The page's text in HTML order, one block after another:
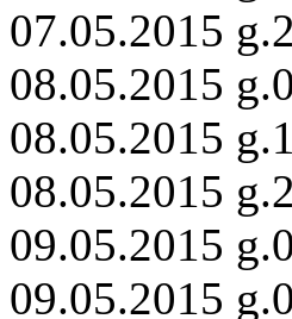
07.05.2015
08.05.2015
08.05.2015
08.05.2015
09.05.2015
09.05.2015